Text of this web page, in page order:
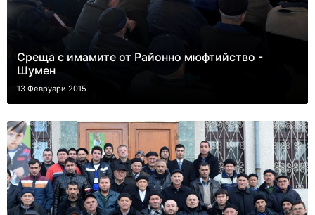
Среща с имамите от Районно мюфтийство -
Шумен
13 Февруари 2015